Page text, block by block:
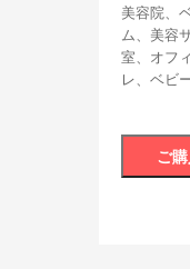
美容院、
ム、美容
室、オフ
レ、ベビ